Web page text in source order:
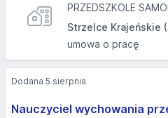
PRZEDSZKOLE
Strzelce Krajeńskie
umowa o pracę
Nauczyciel wychowania
Dodana 5 sierpnia